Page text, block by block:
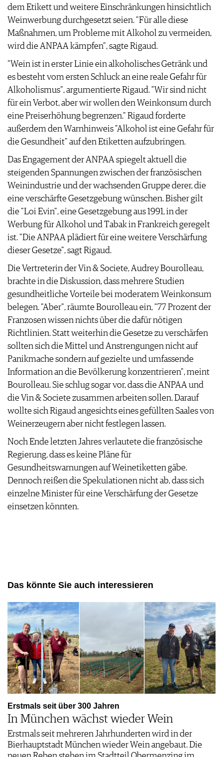
NEWSLETTER
WINE TRADE CLUB
REDAKTION
JOBS
AGB & DATENSCHUTZ
dem Etikett und weitere Einschränkungen hinsichtlich
Weinwerbung durchgesetzt seien. "Für alle diese
Maßnahmen, um Probleme mit Alkohol zu vermeiden,
wird die ANPAA kämpfen", sagte Rigaud.
"Wein ist in erster Linie ein alkoholisches Getränk und
es besteht vom ersten Schluck an eine reale Gefahr für
Alkoholismus", argumentierte Rigaud. "Wir sind nicht
für ein Verbot, aber wir wollen den Weinkonsum durch
eine Preiserhöhung begrenzen." Rigaud forderte
außerdem den Warnhinweis "Alkohol ist eine Gefahr für
die Gesundheit" auf den Etiketten aufzubringen.
Das Engagement der ANPAA spiegelt aktuell die
steigenden Spannungen zwischen der französischen
Weinindustrie und der wachsenden Gruppe derer, die
eine verschärfte Gesetzgebung wünschen. Bisher gilt
die "Loi Evin", eine Gesetzgebung aus 1991, in der
Werbung für Alkohol und Tabak in Frankreich geregelt
ist. "Die ANPAA plädiert für eine weitere Verschärfung
dieser Gesetze", sagt Rigaud.
Die Vertreterin der Vin & Societe, Audrey Bourolleau,
brachte in die Diskussion, dass mehrere Studien
gesundheitliche Vorteile bei moderatem Weinkonsum
belegen. "Aber", räumte Bourolleau ein, "77 Prozent der
Franzosen wissen nichts über die dafür nötigen
Richtlinien. Statt weiterhin die Gesetze zu verschärfen
sollten sich die Mittel und Anstrengungen nicht auf
Panikmache sondern auf gezielte und umfassende
Information an die Bevölkerung konzentrieren", meint
Bourolleau. Sie schlug sogar vor, dass die ANPAA und
die Vin & Societe zusammen arbeiten sollen. Darauf
wollte sich Rigaud angesichts eines gefüllten Saales von
Weinerzeugern aber nicht festlegen lassen.
Noch Ende letzten Jahres verlautete die französische
Regierung, dass es keine Pläne für
Gesundheitswarnungen auf Weinetiketten gäbe.
Dennoch reißen die Spekulationen nicht ab, dass sich
einzelne Minister für eine Verschärfung der Gesetze
einsetzen könnten.
Das könnte Sie auch interessieren
Erstmals seit über 300 Jahren
In München wächst wieder Wein
Erstmals seit mehreren Jahrhunderten wird in der
Bierhauptstadt München wieder Wein angebaut. Die